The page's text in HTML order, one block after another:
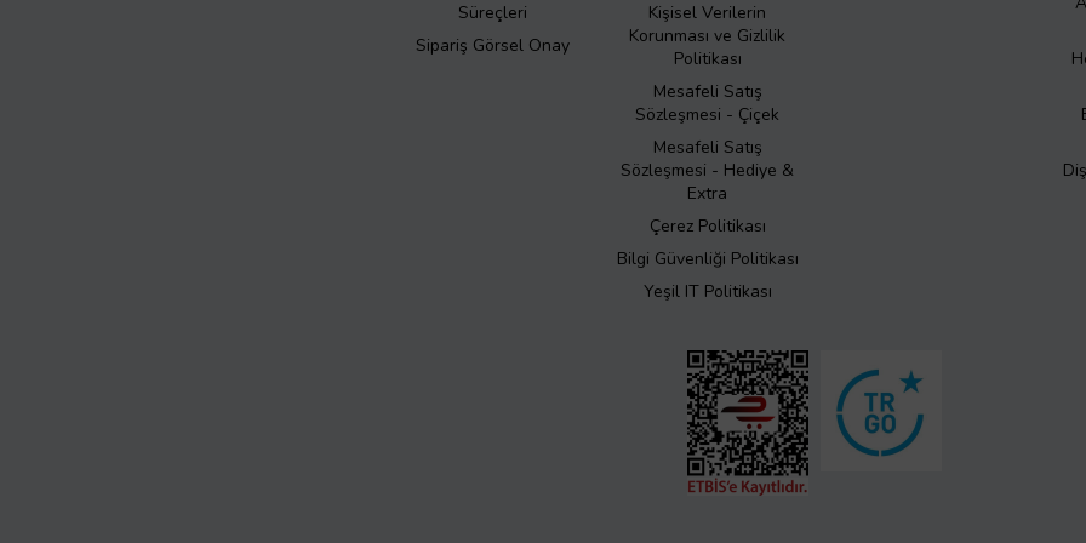
Süreçleri
Sipariş Görsel Onay
Kişisel Verilerin
Korunması ve Gizlilik
Politikası
Mesafeli Satış
Sözleşmesi - Çiçek
Mesafeli Satış
Sözleşmesi - Hediye &
Extra
Çerez Politikası
Bilgi Güvenliği Politikası
Yeşil IT Politikası